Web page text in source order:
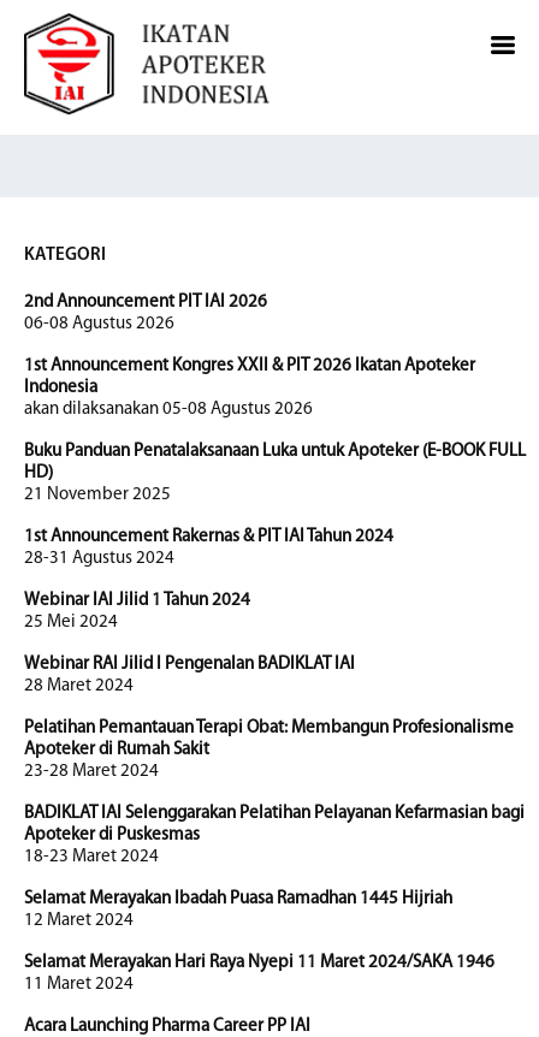
KATEGORI
2nd Announcement PIT IAI 2026
06-08 Agustus 2026
1st Announcement Kongres XXII & PIT 2026 Ikatan Apoteker
Indonesia
akan dilaksanakan 05-08 Agustus 2026
Buku Panduan Penatalaksanaan Luka untuk Apoteker (E-BOOK FULL
HD)
21 November 2025
1st Announcement Rakernas & PIT IAI Tahun 2024
28-31 Agustus 2024
Webinar IAI Jilid 1 Tahun 2024
25 Mei 2024
Webinar RAI Jilid I Pengenalan BADIKLAT IAI
28 Maret 2024
Pelatihan Pemantauan Terapi Obat: Membangun Profesionalisme
Apoteker di Rumah Sakit
23-28 Maret 2024
BADIKLAT IAI Selenggarakan Pelatihan Pelayanan Kefarmasian bagi
Apoteker di Puskesmas
18-23 Maret 2024
Selamat Merayakan Ibadah Puasa Ramadhan 1445 Hijriah
12 Maret 2024
Selamat Merayakan Hari Raya Nyepi 11 Maret 2024/SAKA 1946
11 Maret 2024
Acara Launching Pharma Career PP IAI